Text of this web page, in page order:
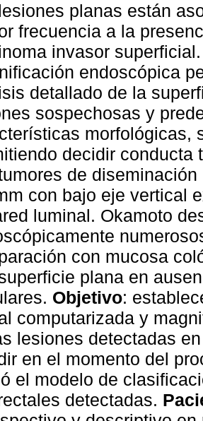
planas están
frecuencia a la
invasor
endoscópica
detallado de la
sospechosas y
morfológicas,
decidir conducta
de
con bajo eje vertical
luminal. Okamoto
con mucosa
plana en
Objetivo:
computarizada y
lesiones detectadas
en el momento del
el modelo de
detectadas.